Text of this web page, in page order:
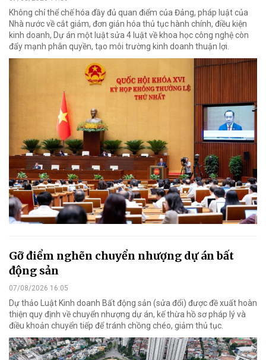
Không chỉ thể chế hóa đầy đủ quan điểm của Đảng, pháp luật của
Nhà nước về cắt giảm, đơn giản hóa thủ tục hành chính, điều kiện
kinh doanh, Dự án một luật sửa 4 luật về khoa học công nghệ còn
đẩy mạnh phân quyền, tạo môi trường kinh doanh thuận lợi.
Gỡ điểm nghẽn chuyển nhượng dự án bất
động sản
07/08/2026 16:05
Dự thảo Luật Kinh doanh Bất động sản (sửa đổi) được đề xuất hoàn
thiện quy định về chuyển nhượng dự án, kế thừa hồ sơ pháp lý và
điều khoản chuyển tiếp để tránh chồng chéo, giảm thủ tục.